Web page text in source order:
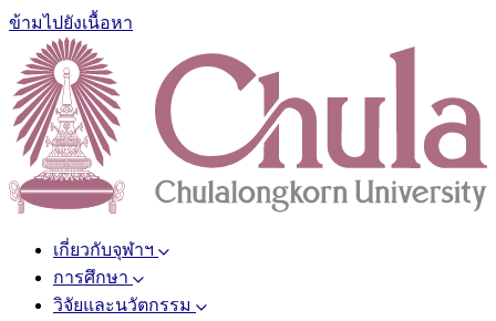
ข้ามไปยังเนื้อหา
เกี่ยวกับจุฬาฯ
การศึกษา
วิจัยและนวัตกรรม